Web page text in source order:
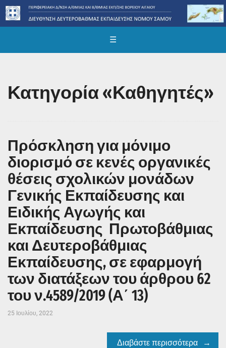
☰
Κατηγορία «Καθηγητές»
Πρόσκληση για μόνιμο
διορισμό σε κενές οργανικές
θέσεις σχολικών μονάδων
Γενικής Εκπαίδευσης και
Ειδικής Αγωγής και
Εκπαίδευσης Πρωτοβάθμιας
και Δευτεροβάθμιας
Εκπαίδευσης, σε εφαρμογή
των διατάξεων του άρθρου 62
του ν.4589/2019 (Α΄ 13)
25 Ιουλίου, 2022
Διαβάστε περισσότερα